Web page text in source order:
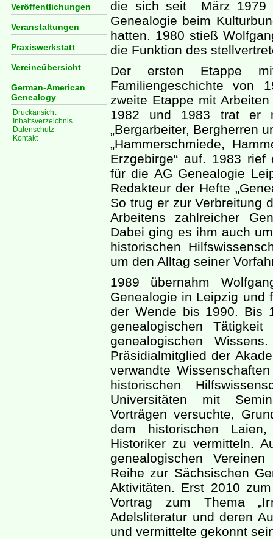
Veröffentlichungen
Veranstaltungen
Praxiswerkstatt
Vereineübersicht
German-American
Genealogy
Druckansicht
Inhaltsverzeichnis
Datenschutz
Kontakt
die sich seit März 1979
Genealogie beim
hatten. 1980 stieß
die Funktion des
Der ersten Etappe
Familiengeschichte von
zweite Etappe mit
1982 und 1983 trat er
„Bergarbeiter, Bergherren
„Hammerschmiede,
Erzgebirge“ auf. 1983
für die AG Genealogie
Redakteur der Hefte
So trug er zur Verbreitung
Arbeitens zahlreicher
Dabei ging es ihm auch
historischen
um den Alltag seiner
1989 übernahm
Genealogie in Leipzig und
der Wende bis 1990. Bis
genealogischen
genealogischen
Präsidialmitglied der
verwandte
historischen
Universitäten mit
Vorträgen versuchte,
dem historischen
Historiker zu vermitteln.
genealogischen
Reihe zur Sächsischen
Aktivitäten. Erst 2010
Vortrag zum Thema
Adelsliteratur und deren
und vermittelte gekonnt